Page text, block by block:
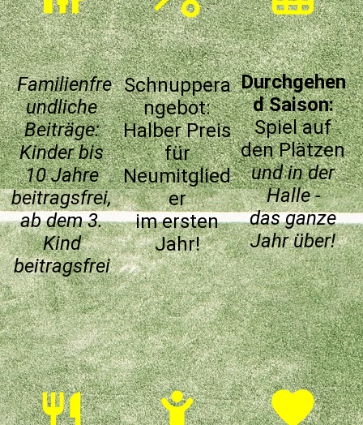
Familienfre
undliche
Beiträge:
Kinder bis
10 Jahre
beitragsfrei,
ab dem 3.
Kind
beitragsfrei
Schnuppera
ngebot:
Halber Preis
für
Neumitglied
er
im ersten
Jahr!
Durchgehen
d Saison:
Spiel auf
den Plätzen
und in der
Halle -
das ganze
Jahr über!